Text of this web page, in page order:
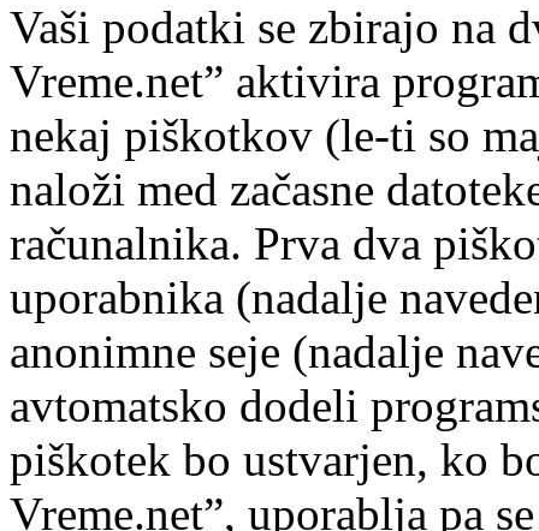
Vaši podatki se zbirajo na
Vreme.net” aktivira
nekaj piškotkov (le-ti so
naloži med začasne
računalnika. Prva dva
uporabnika (nadalje
anonimne seje (nadalje
avtomatsko dodeli
piškotek bo ustvarjen, ko
Vreme.net”, uporablja pa